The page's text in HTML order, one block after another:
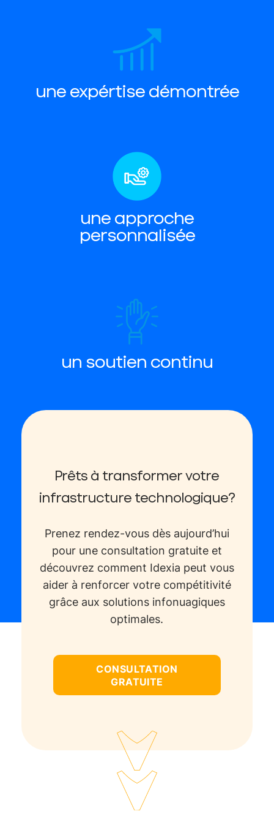
une expértise démontrée
une approche
personnalisée
un soutien continu
Prêts à transformer votre
infrastructure technologique?
Prenez rendez-vous dès aujourd’hui
pour une consultation gratuite et
découvrez comment Idexia peut vous
aider à renforcer votre compétitivité
grâce aux solutions infonuagiques
optimales.
CONSULTATION
GRATUITE